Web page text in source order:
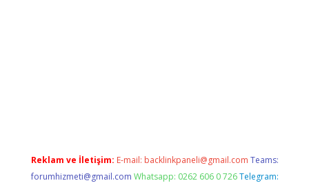
Reklam ve İletişim: E-mail: backlinkpaneli@gmail.com Teams:
forumhizmeti@gmail.com Whatsapp: 0262 606 0 726 Telegram: